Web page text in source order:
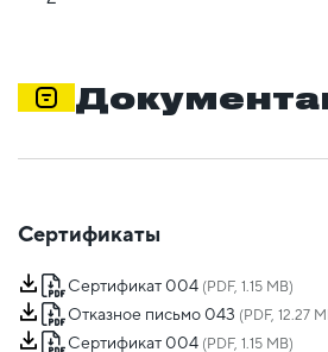
Сертификаты
Сертификат 004 (PDF, 1.15 MB)
Отказное письмо 043 (PDF, 12.27
Сертификат 004 (PDF, 1.15 MB)